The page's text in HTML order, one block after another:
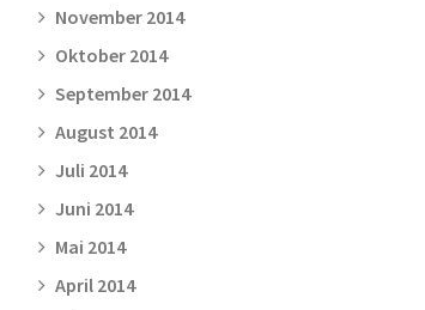
November 2014
Oktober 2014
September 2014
August 2014
Juli 2014
Juni 2014
Mai 2014
April 2014